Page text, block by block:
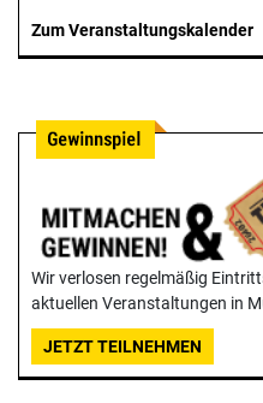
Zum Veranstaltungskalender
Wir verlosen regelmäßig
aktuellen Veranstaltungen in
JETZT TEILNEHMEN